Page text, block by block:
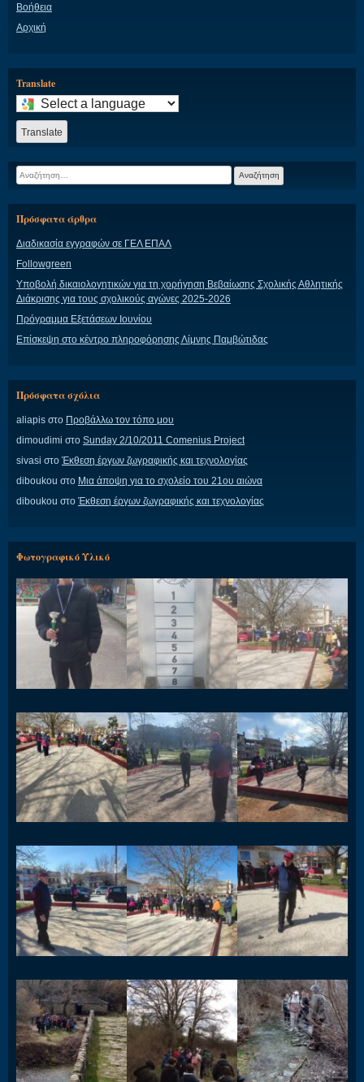
Βοήθεια
Αρχική
Translate
Select
language
to
translate
this
Translate
Αναζήτηση
για:
Πρόσφατα άρθρα
Διαδικασία εγγραφών σε ΓΕΛ ΕΠΑΛ
Followgreen
Υποβολή δικαιολογητικών για τη χορήγηση Βεβαίωσης Σχολικής Αθλητικής
Διάκρισης για τους σχολικούς αγώνες 2025-2026
Πρόγραμμα Εξετάσεων Ιουνίου
Επίσκεψη στο κέντρο πληροφόρησης Λίμνης Παμβώτιδας
Πρόσφατα σχόλια
aliapis στο Προβάλλω τον τόπο μου
dimoudimi στο Sunday 2/10/2011 Comenius Project
sivasi στο Έκθεση έργων ζωγραφικής και τεχνολογίας
diboukou στο Μια άποψη για το σχολείο του 21ου αιώνα
diboukou στο Έκθεση έργων ζωγραφικής και τεχνολογίας
Φωτογραφικό Υλικό